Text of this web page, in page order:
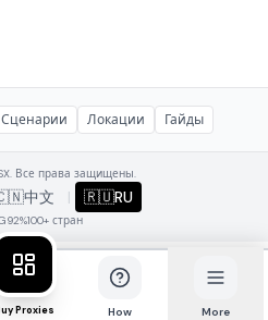
Сценарии Локации Гайды
Все права защищены.
中文 | 🇷🇺RU
92%100+ стран
Proxies How More